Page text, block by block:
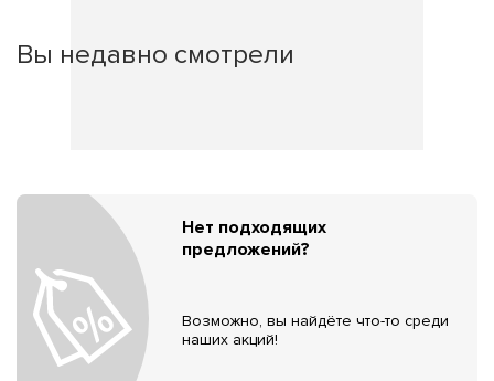
Вы недавно смотрели
Нет подходящих
предложений?
Возможно, вы найдёте что-то среди
наших акций!